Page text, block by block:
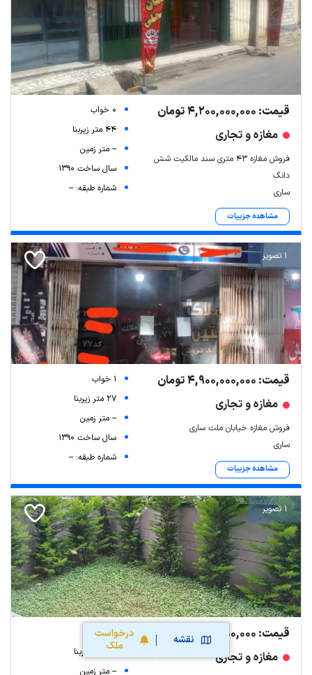
نقشه
درخواست
ملک
قیمت: 4,200,000,000 تومان
مغازه و تجاری
فروش مغازه ۴۳ متری سند مالکیت شش
دانگ
ساری
مشاهده جزییات
0 خواب
44 متر زیربنا
-- متر زمین
سال ساخت 1390
شماره طبقه: --
1 تصویر
قیمت: 4,900,000,000 تومان
مغازه و تجاری
فروش مغازه خیابان ملت ساری
ساری
مشاهده جزییات
1 خواب
27 متر زیربنا
-- متر زمین
سال ساخت 1390
شماره طبقه: --
1 تصویر
قیمت: 35,000,000,000 تومان
مغازه و تجاری
0 خواب
30 متر زیربنا
-- متر زمین